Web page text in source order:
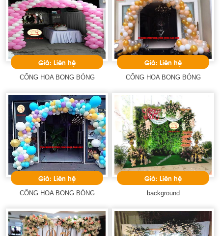
Giá: Liên hệ
CỔNG HOA BONG BÓNG
Giá: Liên hệ
CỔNG HOA BONG BÓNG
Giá: Liên hệ
CỔNG HOA BONG BÓNG
Giá: Liên hệ
background